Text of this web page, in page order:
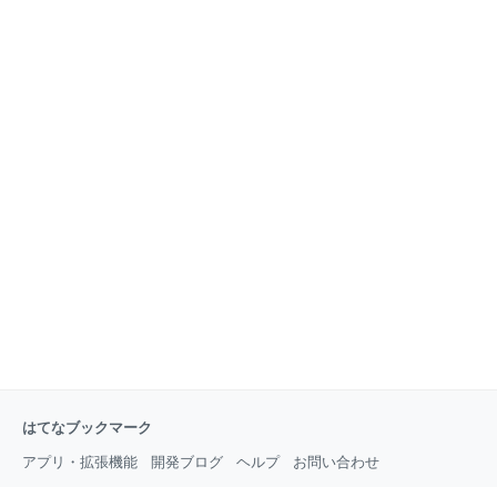
はてなブックマーク
アプリ・拡張機能 開発ブログ ヘルプ お問い合わせ